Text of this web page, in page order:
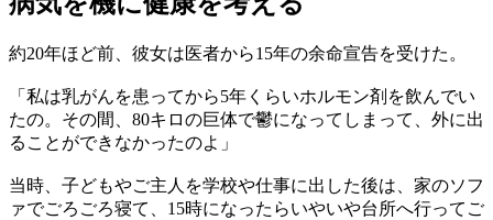
約20年ほど前、彼女は医者から15年の余命宣告を受けた。
「私は乳がんを患ってから5年くらいホルモン剤を飲んでい
たの。その間、80キロの巨体で鬱になってしまって、外に出
ることができなかったのよ」
当時、子どもやご主人を学校や仕事に出した後は、家のソフ
ァでごろごろ寝て、15時になったらいやいや台所へ行ってご